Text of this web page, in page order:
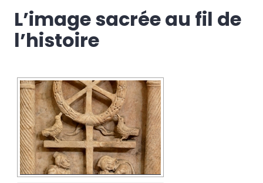
L’image sacrée au fil de
l’histoire